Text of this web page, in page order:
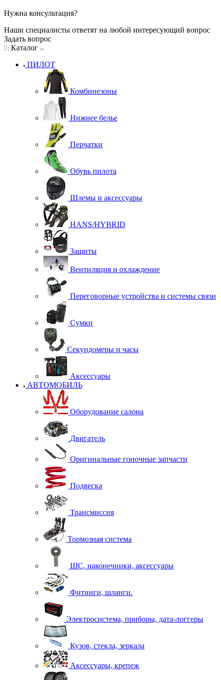
Нужна консультация?
Наши специалисты ответят на любой интересующий вопрос
Задать вопрос
Каталог
ПИЛОТ
Комбинезоны
Нижнее белье
Перчатки
Обувь пилота
Шлемы и аксессуары
HANS/HYBRID
Защиты
Вентиляция и охлаждение
Переговорные устройства и системы связи
Сумки
Секундомеры и часы
Аксессуары
АВТОМОБИЛЬ
Оборудование салона
Двигатель
Оригинальные гоночные запчасти
Подвеска
Трансмиссия
Тормозная система
ШС, наконечники, аксессуары
Фитинги, шланги.
Электросистема, приборы, дата-логгеры
Кузов, стекла, зеркала
Аксессуары, крепеж